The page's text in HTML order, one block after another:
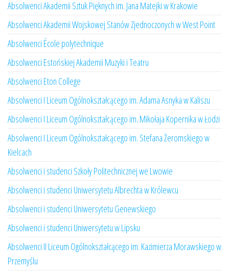
Absolwenci Akademii Sztuk Pięknych im. Jana Matejki w Krakowie
Absolwenci Akademii Wojskowej Stanów Zjednoczonych w West Point
Absolwenci École polytechnique
Absolwenci Estońskiej Akademii Muzyki i Teatru
Absolwenci Eton College
Absolwenci I Liceum Ogólnokształcącego im. Adama Asnyka w Kaliszu
Absolwenci I Liceum Ogólnokształcącego im. Mikołaja Kopernika w Łodzi
Absolwenci I Liceum Ogólnokształcącego im. Stefana Żeromskiego w
Kielcach
Absolwenci i studenci Szkoły Politechnicznej we Lwowie
Absolwenci i studenci Uniwersytetu Albrechta w Królewcu
Absolwenci i studenci Uniwersytetu Genewskiego
Absolwenci i studenci Uniwersytetu w Lipsku
Absolwenci II Liceum Ogólnokształcącego im. Kazimierza Morawskiego w
Przemyślu